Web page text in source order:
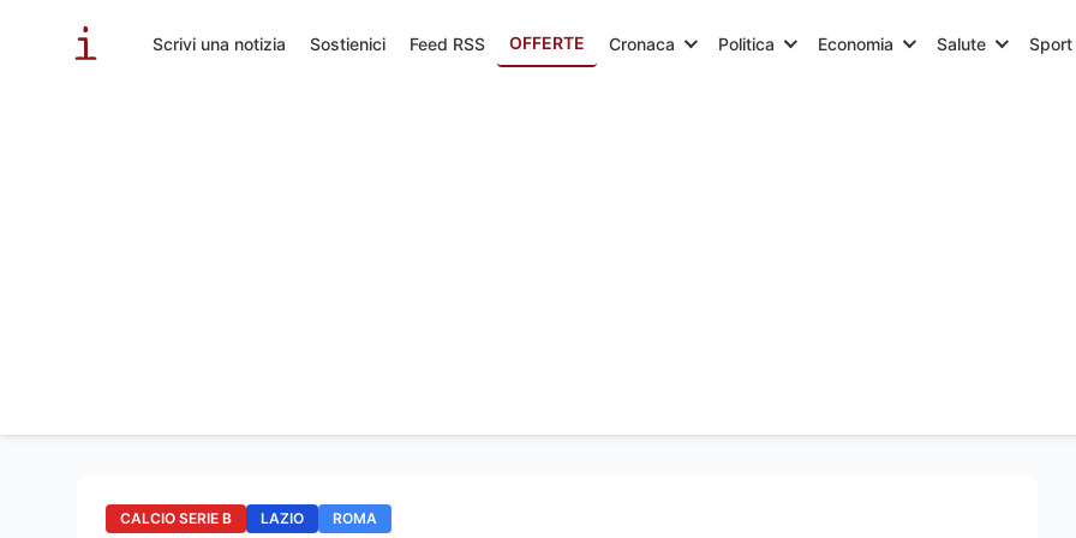
Scrivi una notizia Sostienici Feed RSS OFFERTE Cronaca Politica Economia Salute Sport
CALCIO SERIE B LAZIO ROMA